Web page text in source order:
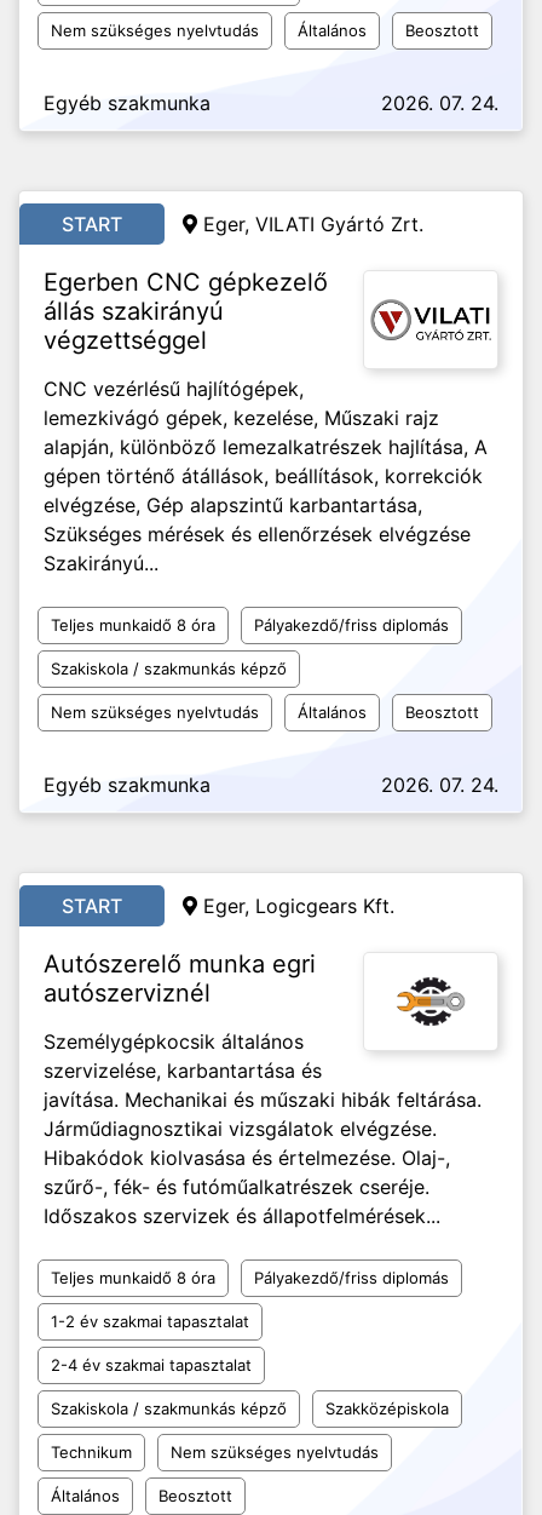
Nem szükséges nyelvtudás Általános Beosztott
Egyéb szakmunka 2026. 07. 24.
START Eger, VILATI Gyártó Zrt.
Egerben CNC gépkezelő
állás szakirányú
végzettséggel
CNC vezérlésű hajlítógépek,
lemezkivágó gépek, kezelése, Műszaki rajz
alapján, különböző lemezalkatrészek hajlítása, A
gépen történő átállások, beállítások, korrekciók
elvégzése, Gép alapszintű karbantartása,
Szükséges mérések és ellenőrzések elvégzése
Szakirányú...
Teljes munkaidő 8 óra Pályakezdő/friss diplomás
Szakiskola / szakmunkás képző
Nem szükséges nyelvtudás Általános Beosztott
Egyéb szakmunka 2026. 07. 24.
START Eger, Logicgears Kft.
Autószerelő munka egri
autószerviznél
Személygépkocsik általános
szervizelése, karbantartása és
javítása. Mechanikai és műszaki hibák feltárása.
Járműdiagnosztikai vizsgálatok elvégzése.
Hibakódok kiolvasása és értelmezése. Olaj-,
szűrő-, fék- és futóműalkatrészek cseréje.
Időszakos szervizek és állapotfelmérések...
Teljes munkaidő 8 óra Pályakezdő/friss diplomás
1-2 év szakmai tapasztalat
2-4 év szakmai tapasztalat
Szakiskola / szakmunkás képző Szakközépiskola
Technikum Nem szükséges nyelvtudás
Általános Beosztott